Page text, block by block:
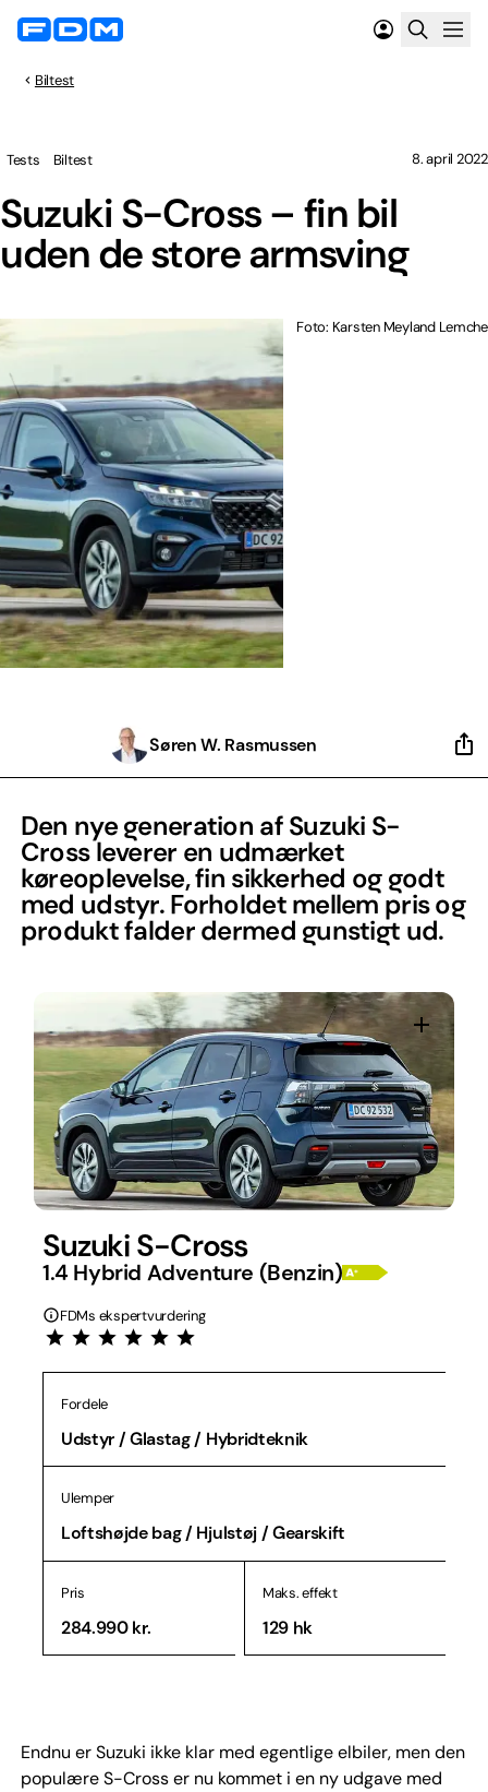
Biltest
Suzuki S-Cross – fin bil
uden de store armsving
Tests Biltest 8. april 2022
Foto: Karsten Meyland Lemche
Søren W. Rasmussen
Den nye generation af Suzuki S-
Cross leverer en udmærket
køreoplevelse, fin sikkerhed og godt
med udstyr. Forholdet mellem pris og
produkt falder dermed gunstigt ud.
Suzuki S-Cross
1.4 Hybrid Adventure (Benzin)
FDMs ekspertvurdering
Fordele
Udstyr / Glastag / Hybridteknik
Ulemper
Loftshøjde bag / Hjulstøj / Gearskift
Pris
284.990 kr.
Maks. effekt
129 hk
Endnu er Suzuki ikke klar med egentlige elbiler, men den
populære S-Cross er nu kommet i en ny udgave med